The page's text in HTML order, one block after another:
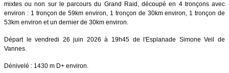
mixtes ou non sur le parcours du Grand Raid, découpé en 4 tronçons avec
environ : 1 tronçon de 59km environ, 1 tronçon de 30km environ, 1 tronçon de
53km environ et un dernier de 30km environ.
Départ le vendredi 26 juin 2026 à 19h45 de l'Esplanade Simone Veil de
Vannes.
Dénivelé : 1430 m D+ environ.